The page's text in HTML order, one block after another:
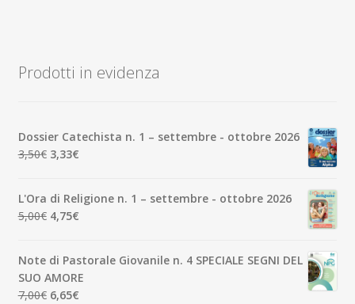
Prodotti in evidenza
Dossier Catechista n. 1 – settembre - ottobre 2026
3,50€ Il
era:
3,50€.
3,33€Il
è:
3,33€.
L'Ora di Religione n. 1 – settembre - ottobre 2026
5,00€ Il
era:
5,00€.
4,75€Il
è:
4,75€.
Note di Pastorale Giovanile n. 4 SPECIALE SEGNI DEL
SUO AMORE
7,00€ Il
6,65€Il